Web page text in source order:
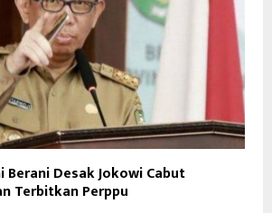
Berani Desak Jokowi Cabut
Terbitkan Perppu